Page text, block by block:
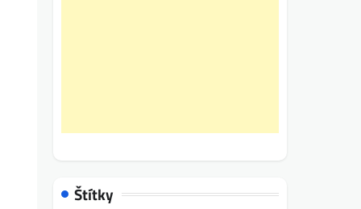
Štítky